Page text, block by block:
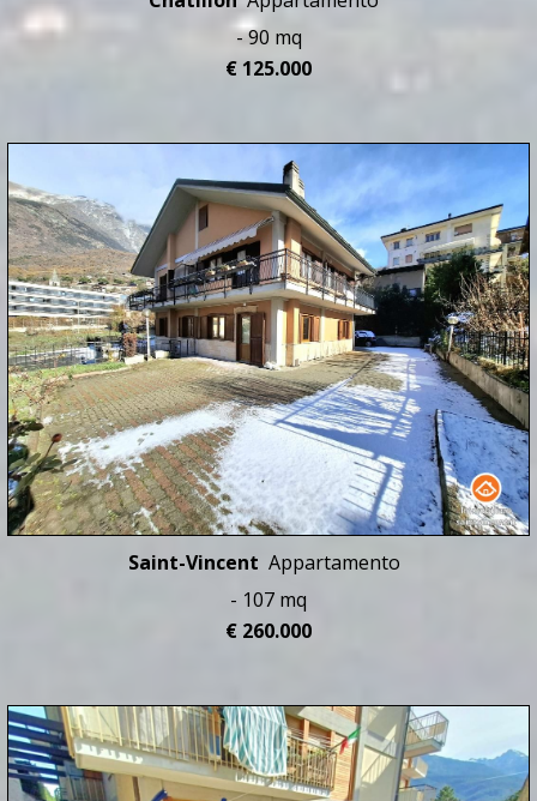
- 90 mq
€ 125.000
Saint-Vincent Appartamento
- 107 mq
€ 260.000